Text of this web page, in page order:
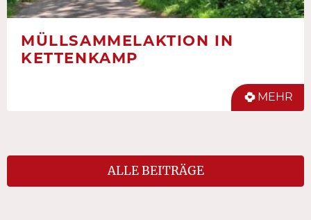
MÜLLSAMMELAKTION IN
KETTENKAMP
MEHR
ALLE BEITRÄGE